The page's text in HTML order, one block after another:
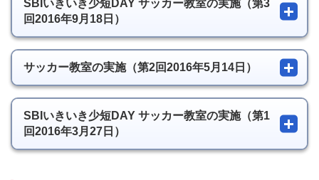
SBIいきいき少短DAY サッカー教室の実施（第3
回2016年9月18日）
サッカー教室の実施（第2回2016年5月14日）
SBIいきいき少短DAY サッカー教室の実施（第1
回2016年3月27日）